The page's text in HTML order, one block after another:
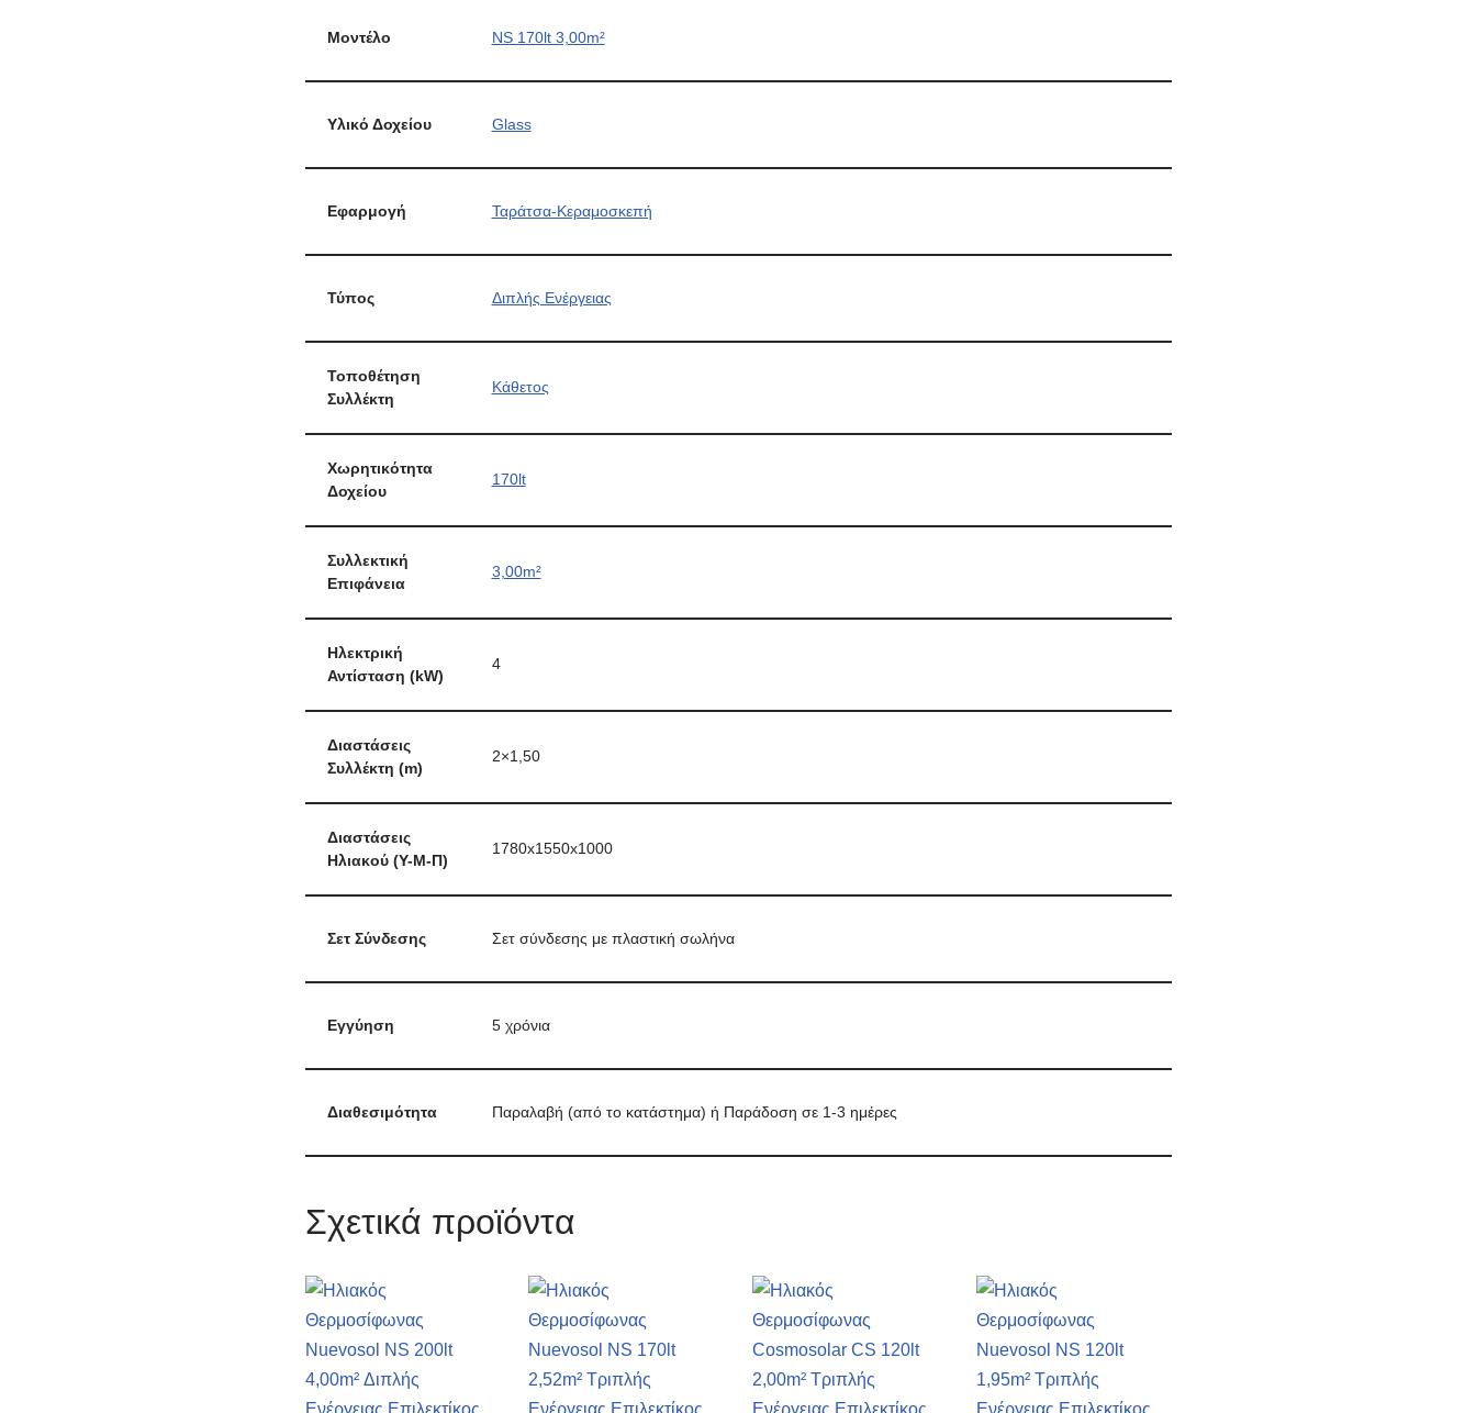
Μοντέλο NS 170lt 3,00m²
Υλικό Δοχείου Glass
Εφαρμογή Ταράτσα-Κεραμοσκεπή
Τύπος Διπλής Ενέργειας
Τοποθέτηση
Συλλέκτη
Κάθετος
Χωρητικότητα
Δοχείου
170lt
Συλλεκτική
Επιφάνεια
3,00m²
Ηλεκτρική
Αντίσταση (kW)
4
Διαστάσεις
Συλλέκτη (m)
2×1,50
Διαστάσεις
Ηλιακού (Υ-Μ-Π)
1780x1550x1000
Σετ Σύνδεσης Σετ σύνδεσης με πλαστική σωλήνα
Εγγύηση 5 χρόνια
Διαθεσιμότητα Παραλαβή (από το κατάστημα) ή Παράδοση σε 1-3 ημέρες
Σχετικά προϊόντα